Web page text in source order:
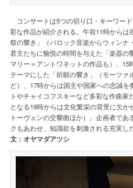
コンサートは5つの切り口・キーワー
彩な作品が紹介される。午前11時から
祭の響き」（バロック音楽からウィンナ
君主たちに愉悦の時間を与えた「楽器の
マリー＝アントワネットの作品も）、
テーマにした「祈願の響き」（モーツァ
ど）、17時からは国主や国家への忠誠
トやチャイコフスキーなど多彩な作曲
となる19時からは文化繁栄の背景に欠
トーヴェンの交響曲ほか）。企画者で
クもあわせ、知識欲を刺激される充実し
文：オヤマダアツシ